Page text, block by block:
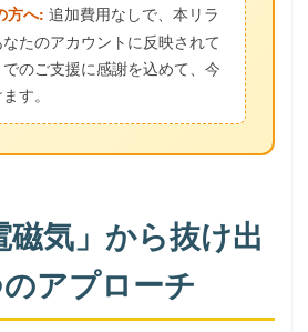
方へ: 追加費用なしで、本リラ
たのアカウントに反映されて
のご支援に感謝を込めて、今
す。
磁気」から抜け出
アプローチ